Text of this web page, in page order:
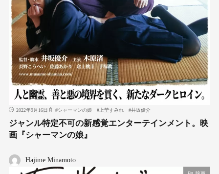
2022年9月16日 #シャーマンの娘 #上埜すみれ #井坂優介
ジャンル特定不可の新感覚エンターテインメント。映
画『シャーマンの娘』
Hajime Minamoto